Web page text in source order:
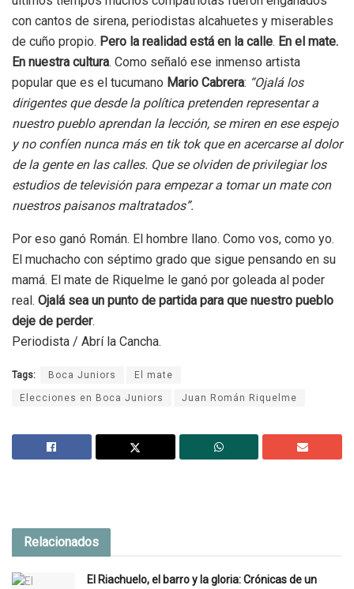
con cantos de sirena, periodistas alcahuetes y miserables
de cuño propio. Pero la realidad está en la calle. En el mate.
En nuestra cultura. Como señaló ese inmenso artista
popular que es el tucumano Mario Cabrera: “Ojalá los
dirigentes que desde la política pretenden representar a
nuestro pueblo aprendan la lección, se miren en ese espejo
y no confíen nunca más en tik tok que en acercarse al dolor
de la gente en las calles. Que se olviden de privilegiar los
estudios de televisión para empezar a tomar un mate con
nuestros paisanos maltratados”.
Por eso ganó Román. El hombre llano. Como vos, como yo.
El muchacho con séptimo grado que sigue pensando en su
mamá. El mate de Riquelme le ganó por goleada al poder
real. Ojalá sea un punto de partida para que nuestro pueblo
deje de perder.
Periodista / Abrí la Cancha.
Tags: Boca Juniors El mate
Elecciones en Boca Juniors Juan Román Riquelme
Relacionados
El Riachuelo, el barro y la gloria: Crónicas de un